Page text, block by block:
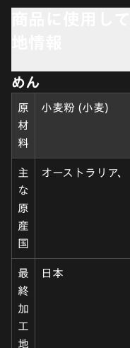
めん
原
材
料
小麦粉 (小麦)
主
な
原
産
国
オーストラリア
最
終
加
工
地
日本